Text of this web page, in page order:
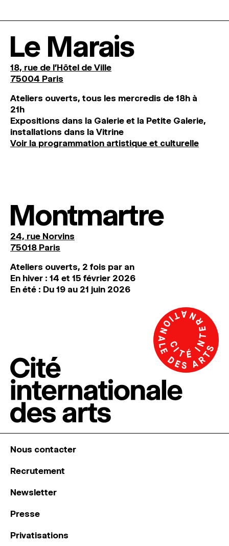
Le Marais
18, rue de l'Hôtel de Ville
75004 Paris
Ateliers ouverts, tous les mercredis de 18h à
21h
Expositions dans la Galerie et la Petite Galerie,
installations dans la Vitrine
Voir la programmation artistique et culturelle
Montmartre
24, rue Norvins
75018 Paris
Ateliers ouverts, 2 fois par an
En hiver : 14 et 15 février 2026
En été : Du 19 au 21 juin 2026
Nous contacter
Recrutement
Newsletter
Presse
Privatisations